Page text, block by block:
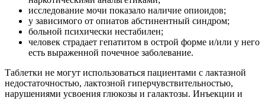
исследование мочи показало наличие опиоидов;
у зависимого от опиатов абстинентный синдром;
больной психически нестабилен;
человек страдает гепатитом в острой форме и/или у него
есть выраженной почечное заболевание.
Таблетки не могут использоваться пациентами с лактазной
недостаточностью, лактозной гиперчувствительностью,
нарушениями усвоения глюкозы и галактозы. Инъекции и